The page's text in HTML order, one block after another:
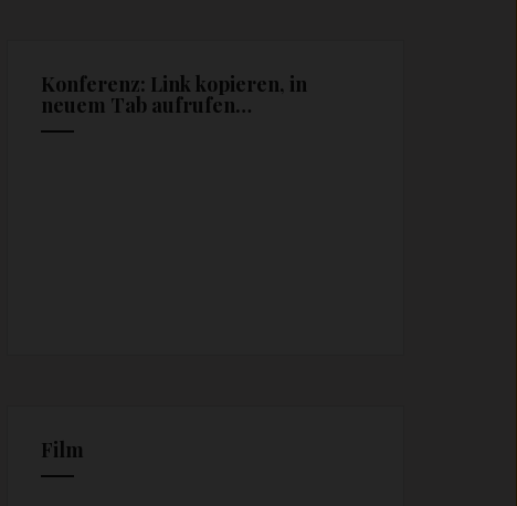
Konferenz: Link kopieren, in
neuem Tab aufrufen…
Film